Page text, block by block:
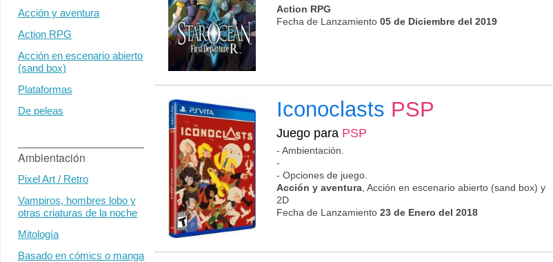
Acción y aventura
Action RPG
Acción en escenario abierto
(sand box)
Plataformas
De peleas
Ambientación
Pixel Art / Retro
Vampiros, hombres lobo y
otras criaturas de la noche
Mitología
Basado en cómics o manga
Action RPG
Fecha de Lanzamiento05 de Diciembre del 2019
Iconoclasts PSP
Juego para PSP
- Ambientación.
-
- Opciones de juego.
Acción y aventura , Acción en escenario abierto (sand box) y
2D
Fecha de Lanzamiento23 de Enero del 2018